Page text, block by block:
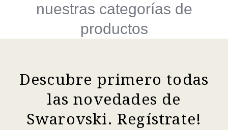
nuestras categorías de
productos
Descubre primero todas
las novedades de
Swarovski. Regístrate!